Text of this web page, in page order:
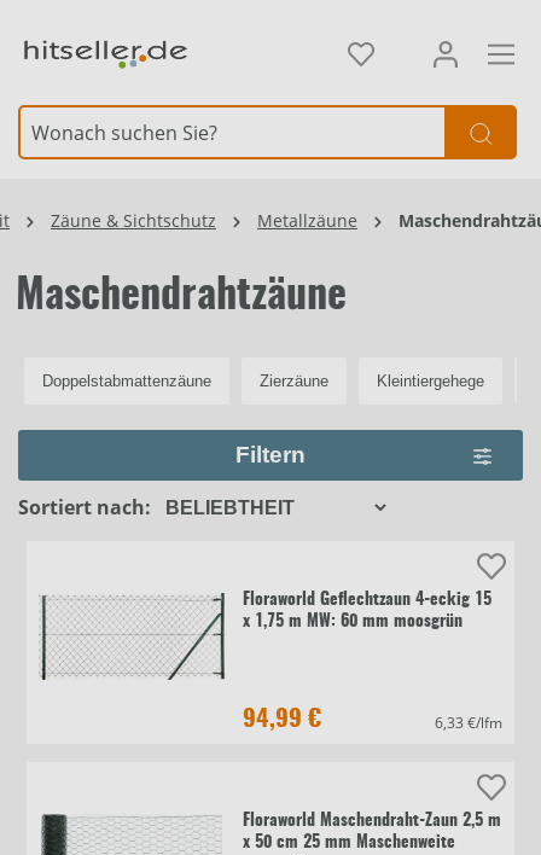
Zäune & Sichtschutz Metallzäune
Maschendrahtzäune
Doppelstabmattenzäune Zierzäune Kleintiergehege
Filtern
Sortiert nach:
Floraworld Geflechtzaun 4-eckig 15
x 1,75 m MW: 60 mm moosgrün
94,99 € 6,33 €/lfm
Floraworld Maschendraht-Zaun 2,5 m
x 50 cm 25 mm Maschenweite
Element überspringen